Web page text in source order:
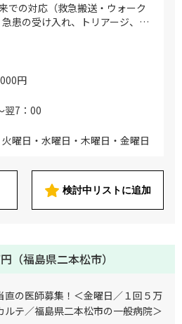
での対応（救急搬送・ウォーク
患の受け入れ、トリアージ、初
ポート：入院患者の状態変化へ
察補助：採血、点滴、注射、血
援：入院中の患者の生活援助
職種との連携：看護師や救急スタ
携を取りながら夜間の医療体制
よって違いはありますが、平均
もありますが、インフルエンザ
等は外科系医師のフォローもあ
りません ※脳神経外科・循環
いては、緊急ホットラインがあ
専門医がダイレクトに対応しま
円
翌7：00
曜日・水曜日・木曜日・金曜日
検討中リストに追加
（福島県二本松市）
直の医師募集！＜金曜日／１回５万
テ／福島県二本松市の一般病院＞